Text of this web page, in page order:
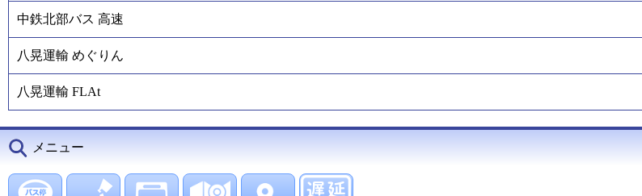
中鉄北部バス 高速
八晃運輸 めぐりん
八晃運輸 FLAt
メニュー